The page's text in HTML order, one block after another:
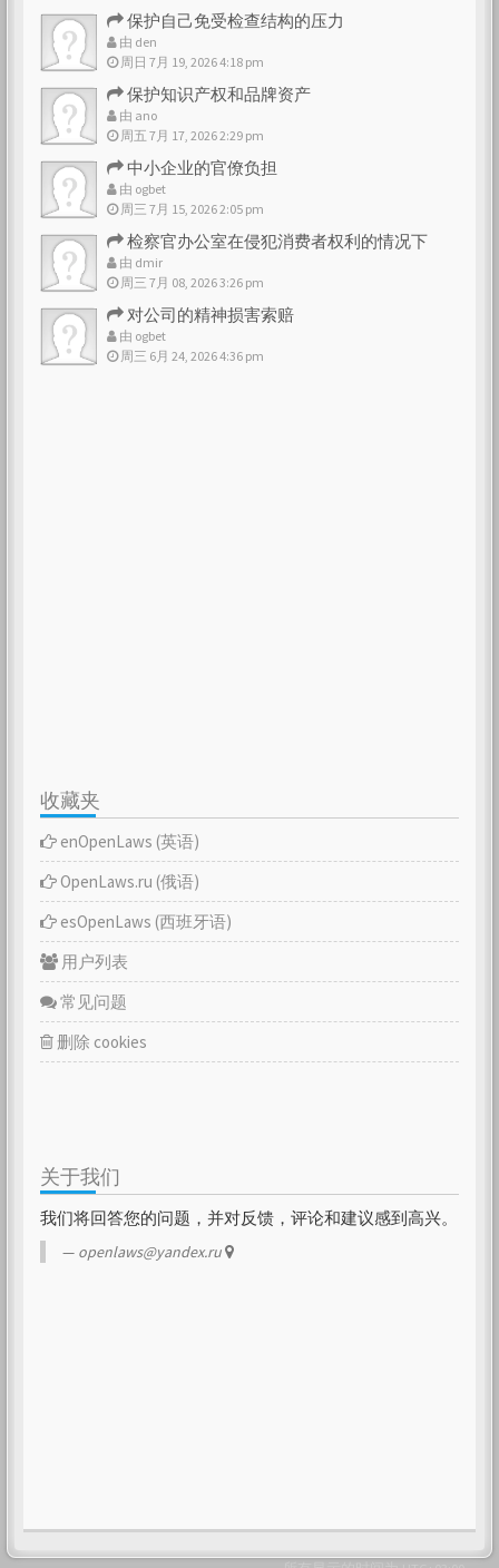
保护自己免受检查结构的压力
由 den
周日 7月 19, 2026 4:18 pm
保护知识产权和品牌资产
由 ano
周五 7月 17, 2026 2:29 pm
中小企业的官僚负担
由 ogbet
周三 7月 15, 2026 2:05 pm
检察官办公室在侵犯消费者权利的情况下
由 dmir
周三 7月 08, 2026 3:26 pm
对公司的精神损害索赔
由 ogbet
周三 6月 24, 2026 4:36 pm
收藏夹
enOpenLaws (英语)
OpenLaws.ru (俄语)
esOpenLaws (西班牙语)
用户列表
常见问题
删除 cookies
关于我们
我们将回答您的问题，并对反馈，评论和建议感到高兴。
openlaws@yandex.ru